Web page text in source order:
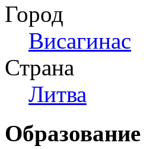
Город
Висагинас
Страна
Литва
Образование